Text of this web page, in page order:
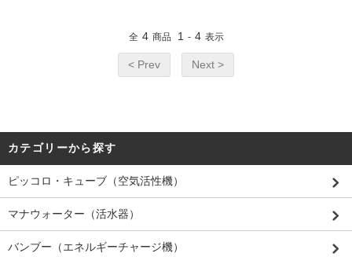
全 4 商品 1 - 4 表示
< Prev Next >
カテゴリーから探す
ピッコロ・キューブ（空気活性機）
マナウォーター（活水器）
バンブー（エネルギーチャージ機）